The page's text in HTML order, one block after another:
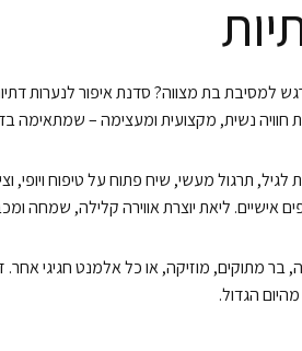
למסיבת בת מצווה? סדנת איפור לנערות
נשית, מקצועית ומעצימה – שמתאימה
תרגול מעשי, שיח פתוח על טיפוח
אישיים. ליאת יוצרת אווירה קלילה,
בר מתוקים, מוזיקה, או כל אלמנט חגיגי
הגדול.